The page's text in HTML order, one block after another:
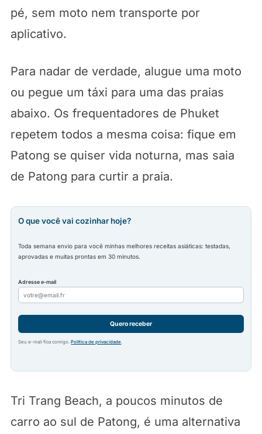
pé, sem moto nem transporte por
aplicativo.
Para nadar de verdade, alugue uma moto
ou pegue um táxi para uma das praias
abaixo. Os frequentadores de Phuket
repetem todos a mesma coisa: fique em
Patong se quiser vida noturna, mas saia
de Patong para curtir a praia.
O que você vai cozinhar hoje?
Toda semana envio para você minhas melhores receitas asiáticas: testadas,
aprovadas e muitas prontas em 30 minutos.
Adresse e-mail
Quero receber
Seu e-mail fica comigo.Política de privacidade
Tri Trang Beach, a poucos minutos de
carro ao sul de Patong, é uma alternativa